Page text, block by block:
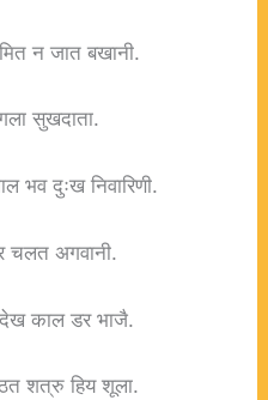
न जात बखानी.
सुखदाता.
भव दुःख निवारिणी.
चलत अगवानी.
काल डर भाजै.
शत्रु हिय शूला.